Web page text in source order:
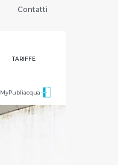
Contatti
TARIFFE
MyPubliacqua